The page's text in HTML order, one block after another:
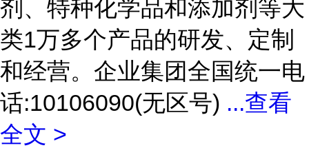
剂、特种化学品和添加剂等大
类1万多个产品的研发、定制
和经营。企业集团全国统一电
话:10106090(无区号) ...查看
全文 >